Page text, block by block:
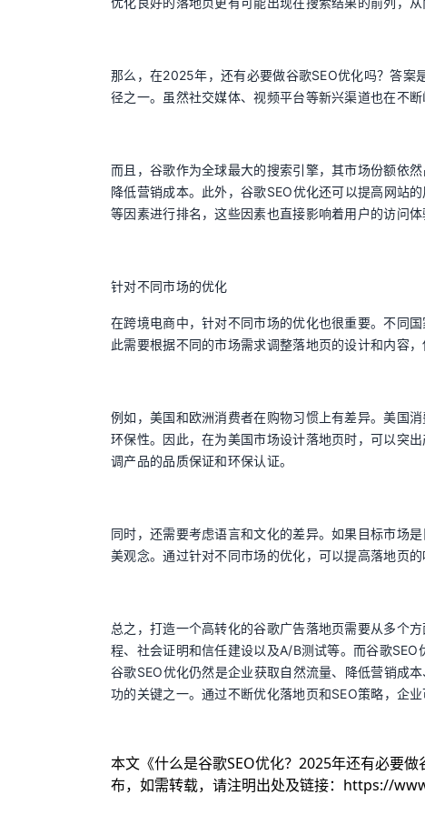
那么，在2025年，还有必要做谷歌SEO优化吗？答案
径之一。虽然社交媒体、视频平台等新兴渠道也在不
而且，谷歌作为全球最大的搜索引擎，其市场份额依
降低营销成本。此外，谷歌SEO优化还可以提高网站
等因素进行排名，这些因素也直接影响着用户的访问体
针对不同市场的优化
在跨境电商中，针对不同市场的优化也很重要。不同
此需要根据不同的市场需求调整落地页的设计和内容
例如，美国和欧洲消费者在购物习惯上有差异。美国
环保性。因此，在为美国市场设计落地页时，可以突
调产品的品质保证和环保认证。
同时，还需要考虑语言和文化的差异。如果目标市场
美观念。通过针对不同市场的优化，可以提高落地页
总之，打造一个高转化的谷歌广告落地页需要从多个
程、社会证明和信任建设以及A/B测试等。而谷歌
谷歌SEO优化仍然是企业获取自然流量、降低营销成
功的关键之一。通过不断优化落地页和SEO策略，企
本文《什么是谷歌SEO优化？2025年还有必要做
布，如需转载，请注明出处及链接： https://